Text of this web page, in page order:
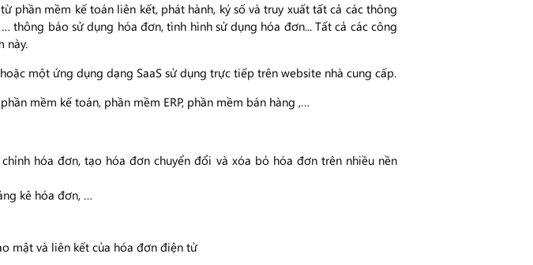
phần mềm kế toán liên kết, phát hành, ký số và truy xuất tất cả các thông
báo sử dụng hóa đơn, tình hình sử dụng hóa đơn... Tất cả các công
này.
một ứng dụng dạng SaaS sử dụng trực tiếp trên website nhà cung cấp.
mềm kế toán, phần mềm ERP, phần mềm bán hàng ,…
hóa đơn, tạo hóa đơn chuyển đổi và xóa bỏ hóa đơn trên nhiều nền
kê hóa đơn, …
mật và liên kết của hóa đơn điện tử